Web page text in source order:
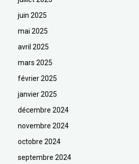
juin 2025
mai 2025
avril 2025
mars 2025
février 2025
janvier 2025
décembre 2024
novembre 2024
octobre 2024
septembre 2024